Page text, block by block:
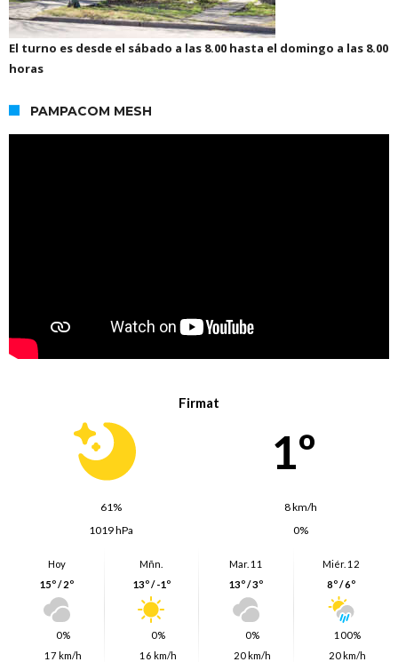
El turno es desde el sábado a las 8.00 hasta el domingo a las 8.00
horas
PAMPACOM MESH
Firmat
1º
61%
8 km/h
1019 hPa
0%
Hoy
15º / 2º
0%
17 km/h
Mñn.
13º / -1º
0%
16 km/h
Mar. 11
13º / 3º
0%
20 km/h
Miér. 12
8º / 6º
100%
20 km/h